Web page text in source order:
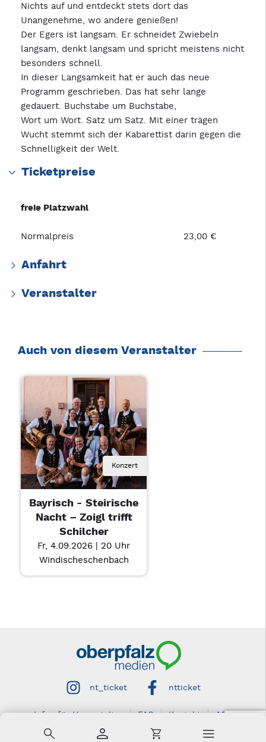
Suche Warenkorb
Konto
Nichts auf und entdeckt stets dort das
Unangenehme, wo andere genießen!
Der Egers ist langsam. Er schneidet Zwiebeln
langsam, denkt langsam und spricht meistens nicht
besonders schnell.
In dieser Langsamkeit hat er auch das neue
Programm geschrieben. Das hat sehr lange
gedauert. Buchstabe um Buchstabe,
Wort um Wort. Satz um Satz. Mit einer trägen
Wucht stemmt sich der Kabarettist darin gegen die
Schnelligkeit der Welt.
Ticketpreise
freie Platzwahl
Normalpreis 23,00 €
Anfahrt
Veranstalter
Auch von diesem Veranstalter
Konzert
Bayrisch - Steirische
Nacht – Zoigl trifft
Schilcher
Fr, 4.09.2026 | 20 Uhr
Windischeschenbach
nt_ticket ntticket
Infos für Veranstalter FAQ Kontakt
AGB
Impressum
Datenschutz
Barrierefreiheit